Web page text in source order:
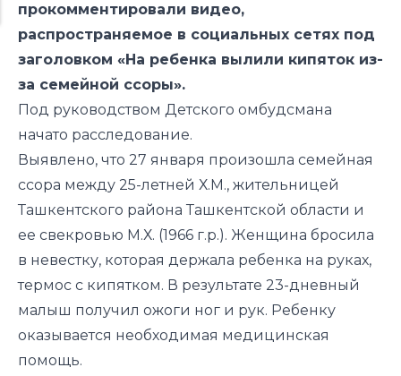
прокомментировали видео,
распространяемое в социальных сетях под
заголовком «На ребенка вылили кипяток из-
за семейной ссоры».
Под руководством Детского омбудсмана
начато расследование.
Выявлено, что 27 января произошла семейная
ссора между 25-летней Х.М., жительницей
Ташкентского района Ташкентской области и
ее свекровью М.Х. (1966 г.р.). Женщина бросила
в невестку, которая держала ребенка на руках,
термос с кипятком. В результате 23-дневный
малыш получил ожоги ног и рук. Ребенку
оказывается необходимая медицинская
помощь.